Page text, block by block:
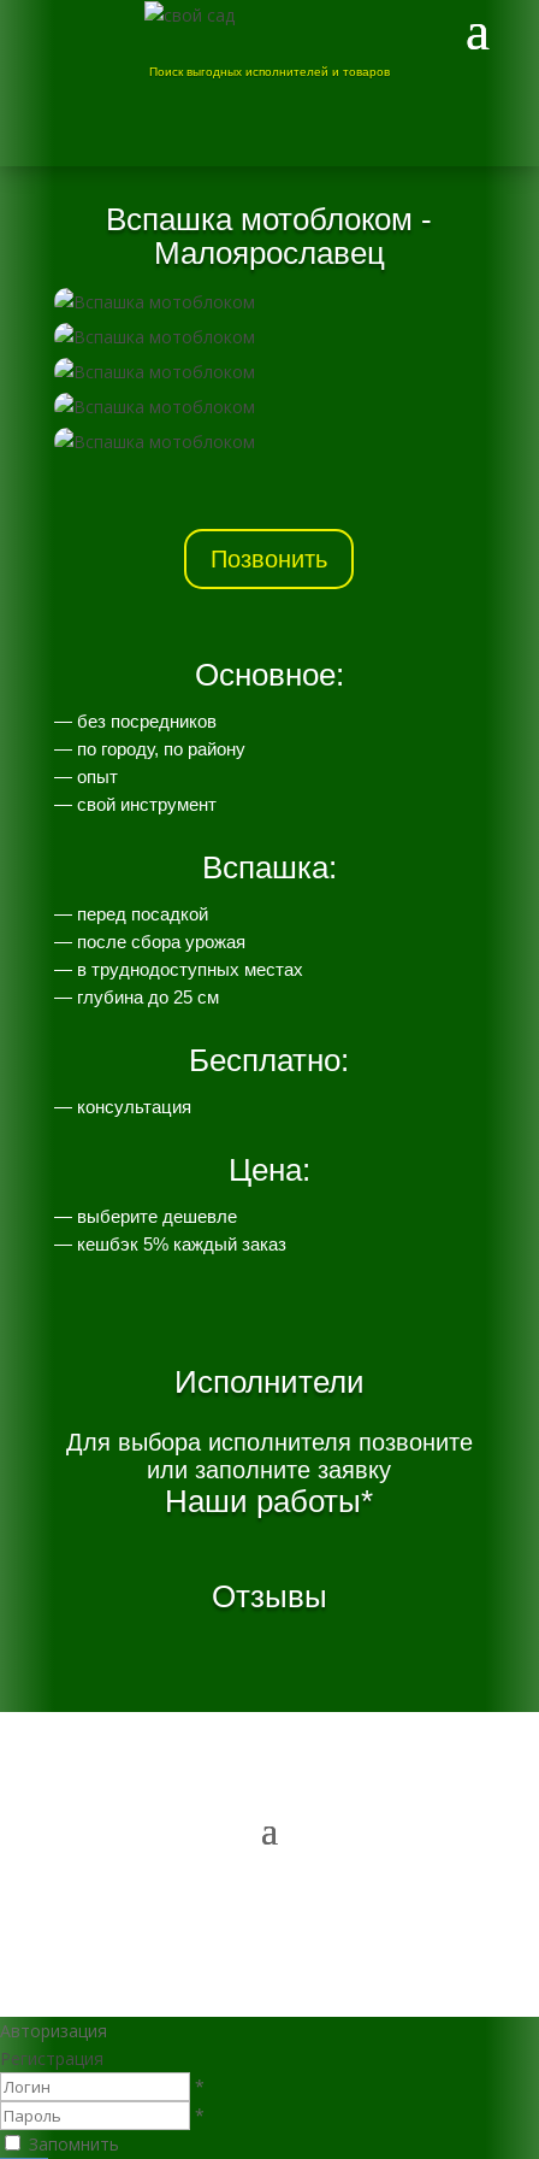
Поиск выгодных исполнителей и товаров
Вспашка мотоблоком -
Малоярославец
Позвонить
Основное:
— без посредников
— по городу, по району
— опыт
— свой инструмент
Вспашка:
— перед посадкой
— после сбора урожая
— в труднодоступных местах
— глубина до 25 см
Бесплатно:
— консультация
Цена:
— выберите дешевле
— кешбэк 5% каждый заказ
Исполнители
Для выбора исполнителя позвоните
или заполните заявку
Наши работы*
Отзывы
Авторизация
Регистрация
*
*
Запомнить